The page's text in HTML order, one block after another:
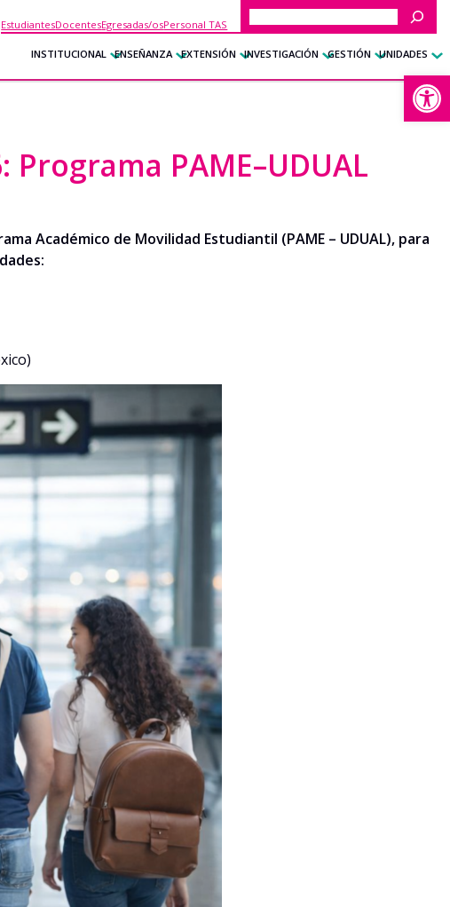
EstudiantesDocentesEgresadas/osPersonal TAS
Buscar
INSTITUCIONAL ENSEÑANZA EXTENSIÓN INVESTIGACIÓN GESTIÓN UNIDADES
PAME–UDUAL
Académico de Movilidad Estudiantil (PAME – UDUAL), para